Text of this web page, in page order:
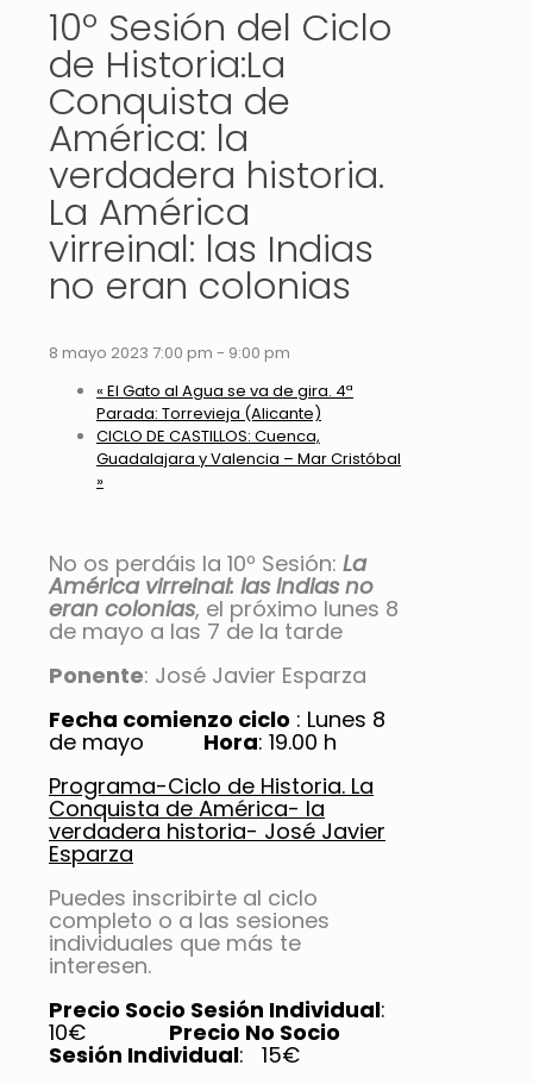
10º Sesión del Ciclo
de Historia:La
Conquista de
América: la
verdadera historia.
La América
virreinal: las Indias
no eran colonias
8 mayo 2023 7:00 pm - 9:00 pm
« El Gato al Agua se va de gira. 4ª
Parada: Torrevieja (Alicante)
CICLO DE CASTILLOS: Cuenca,
Guadalajara y Valencia – Mar Cristóbal
»
No os perdáis la 10º Sesión: La
América virreinal: las Indias no
eran colonias, el próximo lunes 8
de mayo a las 7 de la tarde
Ponente: José Javier Esparza
Fecha comienzo ciclo : Lunes 8
de mayo Hora: 19.00 h
Programa-Ciclo de Historia. La
Conquista de América- la
verdadera historia- José Javier
Esparza
Puedes inscribirte al ciclo
completo o a las sesiones
individuales que más te
interesen.
Precio Socio Sesión Individual:
10€ Precio No Socio
Sesión Individual: 15€